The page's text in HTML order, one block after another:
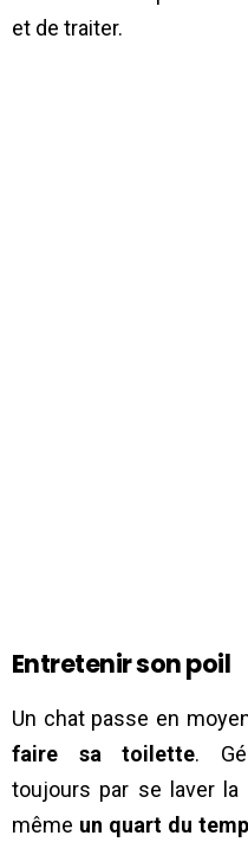
et de traiter.
Entretenir son poil
Un chat passe en
faire sa toilette.
toujours par se laver
même un quart du